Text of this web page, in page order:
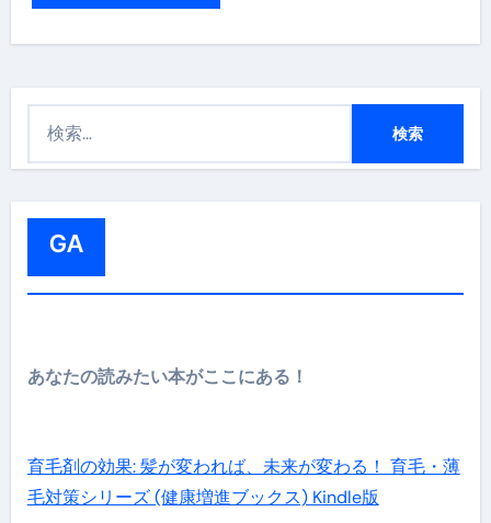
GA
あなたの読みたい本がここにある！
育毛剤の効果: 髪が変われば、未来が変わる！ 育毛・薄
毛対策シリーズ (健康増進ブックス) Kindle版